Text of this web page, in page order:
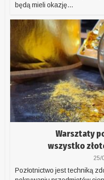
będą mieli okazję...
Warsztaty
wszystko
25/
Pozłotnictwo jest techniką